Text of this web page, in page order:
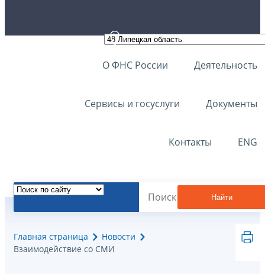
О ФНС России Деятельность
Сервисы и госуслуги Документы
Контакты ENG
Найти
Главная страница
Новости
Взаимодействие со СМИ